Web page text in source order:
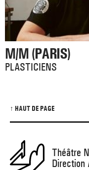
M/M (PARIS)
PLASTICIENS
↑ HAUT DE PAGE
Théâtre
Direction